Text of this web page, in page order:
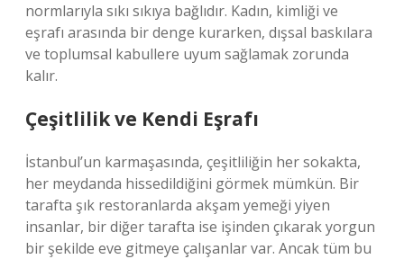
normlarıyla sıkı sıkıya bağlıdır. Kadın, kimliği ve
eşrafı arasında bir denge kurarken, dışsal baskılara
ve toplumsal kabullere uyum sağlamak zorunda
kalır.
Çeşitlilik ve Kendi Eşrafı
İstanbul’un karmaşasında, çeşitliliğin her sokakta,
her meydanda hissedildiğini görmek mümkün. Bir
tarafta şık restoranlarda akşam yemeği yiyen
insanlar, bir diğer tarafta ise işinden çıkarak yorgun
bir şekilde eve gitmeye çalışanlar var. Ancak tüm bu